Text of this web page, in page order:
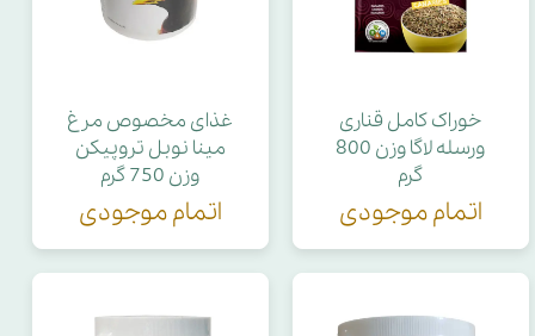
خوراک کامل قناری
ورسله لاگا وزن 800
گرم
اتمام موجودی
غذای مخصوص مرغ
مینا نوبل تروپیکن
وزن 750 گرم
اتمام موجودی